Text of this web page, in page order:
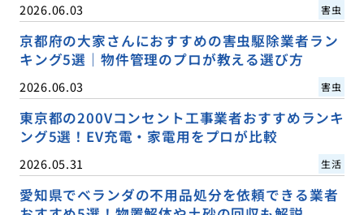
2026.06.03 害虫
京都府の大家さんにおすすめの害虫駆除業者ラン
キング5選｜物件管理のプロが教える選び方
2026.06.03 害虫
東京都の200Vコンセント工事業者おすすめランキ
ング5選！EV充電・家電用をプロが比較
2026.05.31 生活
愛知県でベランダの不用品処分を依頼できる業者